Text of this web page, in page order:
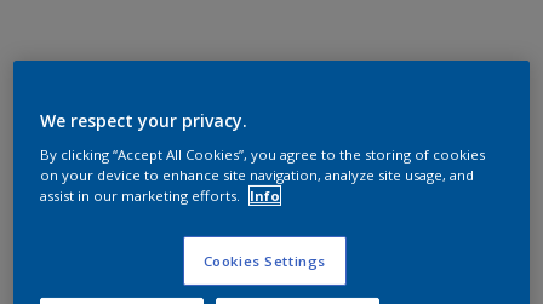
We respect your privacy.
By clicking “Accept All Cookies”, you agree to the storing of cookies
on your device to enhance site navigation, analyze site usage, and
assist in our marketing efforts.
Info
Cookies Settings